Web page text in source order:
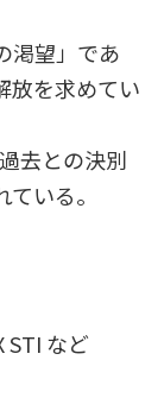
渇望」であ
放を求めてい
去との決別
いる。
STI など